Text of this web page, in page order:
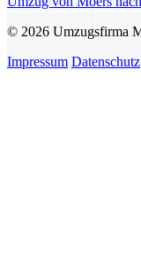
© 2026 Umzugsfirma
Impressum Datenschutz